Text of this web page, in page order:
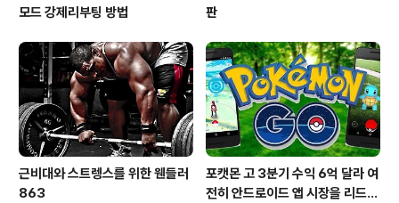
모드 강제리부팅 방법
판
근비대와 스트렝스를 위한 웬들러
863
포캣몬 고 3분기 수익 6억 달라 여
전히 안드로이드 앱 시장을 리드